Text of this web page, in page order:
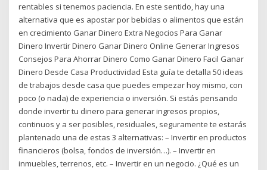
rentables si tenemos paciencia. En este sentido, hay una
alternativa que es apostar por bebidas o alimentos que están
en crecimiento Ganar Dinero Extra Negocios Para Ganar
Dinero Invertir Dinero Ganar Dinero Online Generar Ingresos
Consejos Para Ahorrar Dinero Como Ganar Dinero Facil Ganar
Dinero Desde Casa Productividad Esta guía te detalla 50 ideas
de trabajos desde casa que puedes empezar hoy mismo, con
poco (o nada) de experiencia o inversión. Si estás pensando
donde invertir tu dinero para generar ingresos propios,
continuos y a ser posibles, residuales, seguramente te estarás
plantenado una de estas 3 alternativas: – Invertir en productos
financieros (bolsa, fondos de inversión…). – Invertir en
inmuebles, terrenos, etc. – Invertir en un negocio. ¿Qué es un